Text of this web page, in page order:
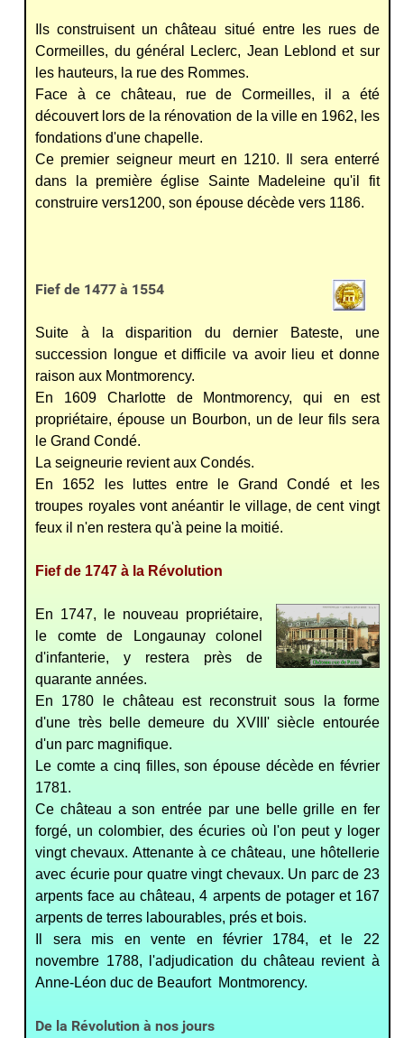
Ils construisent un château situé entre les rues de
Cormeilles, du général Leclerc, Jean Leblond et sur
les hauteurs, la rue des Rommes.
Face à ce château, rue de Cormeilles, il a été
découvert lors de la rénovation de la ville en 1962, les
fondations d'une chapelle.
Ce premier seigneur meurt en 1210. Il sera enterré
dans la première église Sainte Madeleine qu'il fit
construire vers1200, son épouse décède vers 1186.
Fief de 1477 à 1554
Suite à la disparition du dernier Bateste, une
succession longue et difficile va avoir lieu et donne
raison aux Montmorency.
En 1609 Charlotte de Montmorency, qui en est
propriétaire, épouse un Bourbon, un de leur fils sera
le Grand Condé.
La seigneurie revient aux Condés.
En 1652 les luttes entre le Grand Condé et les
troupes royales vont anéantir le village, de cent vingt
feux il n'en restera qu'à peine la moitié.
Fief de 1747 à la Révolution
En 1747, le nouveau propriétaire,
le comte de Longaunay colonel
d'infanterie, y restera près de
quarante années.
En 1780 le château est reconstruit sous la forme
d'une très belle demeure du XVIII' siècle entourée
d'un parc magnifique.
Le comte a cinq filles, son épouse décède en février
1781.
Ce château a son entrée par une belle grille en fer
forgé, un colombier, des écuries où l'on peut y loger
vingt chevaux. Attenante à ce château, une hôtellerie
avec écurie pour quatre vingt chevaux. Un parc de 23
arpents face au château, 4 arpents de potager et 167
arpents de terres labourables, prés et bois.
Il sera mis en vente en février 1784, et le 22
novembre 1788, l'adjudication du château revient à
Anne-Léon duc de Beaufort ­ Montmorency.
De la Révolution à nos jours